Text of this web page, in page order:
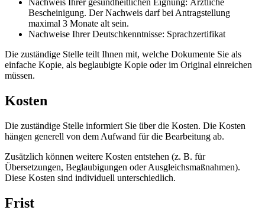
Nachweis Ihrer gesundheitlichen Eignung: Ärztliche
Bescheinigung. Der Nachweis darf bei Antragstellung
maximal 3 Monate alt sein.
Nachweise Ihrer Deutschkenntnisse: Sprachzertifikat
Die zuständige Stelle teilt Ihnen mit, welche Dokumente Sie als
einfache Kopie, als beglaubigte Kopie oder im Original einreichen
müssen.
Kosten
Die zuständige Stelle informiert Sie über die Kosten. Die Kosten
hängen generell von dem Aufwand für die Bearbeitung ab.
Zusätzlich können weitere Kosten entstehen (z. B. für
Übersetzungen, Beglaubigungen oder Ausgleichsmaßnahmen).
Diese Kosten sind individuell unterschiedlich.
Frist